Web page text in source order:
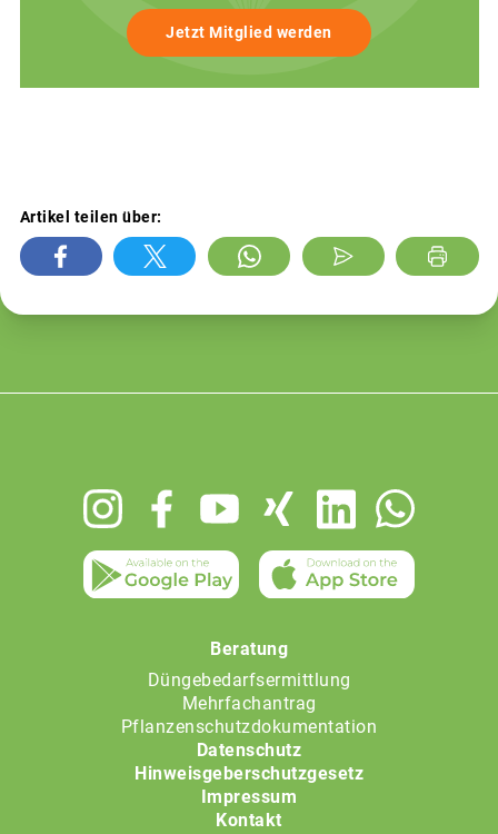
Jetzt Mitglied werden
Artikel teilen über:
Beratung
Düngebedarfsermittlung
Mehrfachantrag
Pflanzenschutzdokumentation
Datenschutz
Hinweisgeberschutzgesetz
Impressum
Kontakt